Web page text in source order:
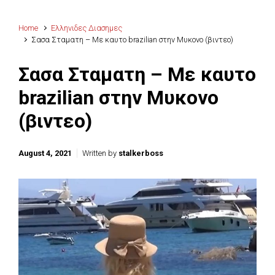
Home
Ελληνιδες Διασημες
Σασα Σταματη – Με καυτο brazilian στην Μυκονο (βιντεο)
Σασα Σταματη – Με καυτο
brazilian στην Μυκονο
(βιντεο)
August 4, 2021 Written by stalkerboss